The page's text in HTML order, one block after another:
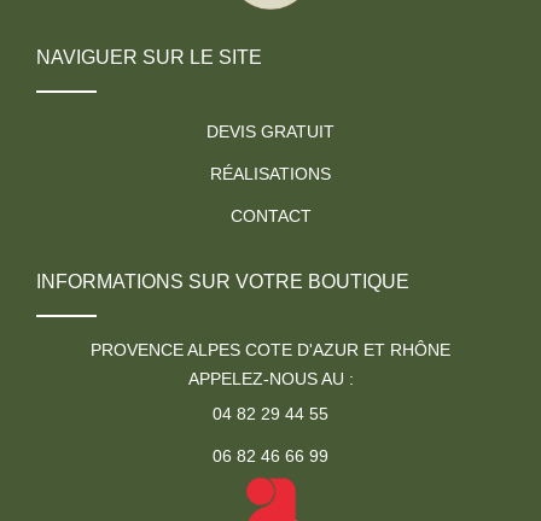
NAVIGUER SUR LE SITE
DEVIS GRATUIT
RÉALISATIONS
CONTACT
INFORMATIONS SUR VOTRE BOUTIQUE
PROVENCE ALPES COTE D'AZUR ET RHÔNE
APPELEZ-NOUS AU :
04 82 29 44 55
06 82 46 66 99